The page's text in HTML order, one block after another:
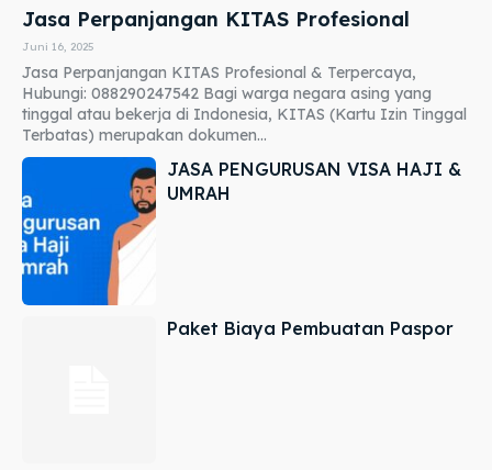
Jasa Perpanjangan KITAS Profesional
Juni 16, 2025
Jasa Perpanjangan KITAS Profesional & Terpercaya,
Hubungi: 088290247542 Bagi warga negara asing yang
tinggal atau bekerja di Indonesia, KITAS (Kartu Izin Tinggal
Terbatas) merupakan dokumen...
JASA PENGURUSAN VISA HAJI &
UMRAH
Paket Biaya Pembuatan Paspor